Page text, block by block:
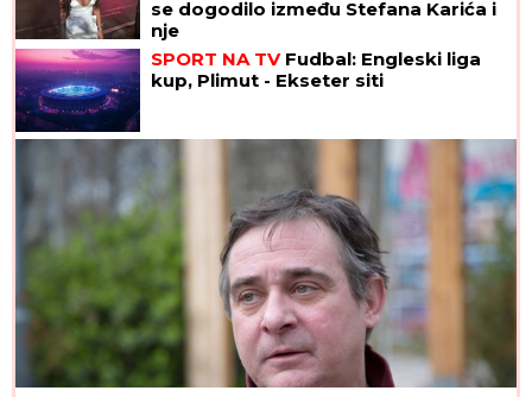
se dogodilo između Stefana Karića i
nje
SPORT NA TVFudbal: Engleski liga
kup, Plimut - Ekseter siti